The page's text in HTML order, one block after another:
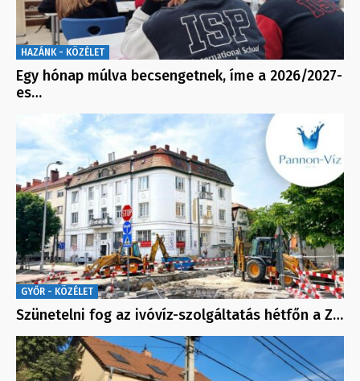
HAZÁNK - KÖZÉLET
Egy hónap múlva becsengetnek, íme a 2026/2027-
es…
GYŐR - KÖZÉLET
Szünetelni fog az ivóvíz-szolgáltatás hétfőn a Z…